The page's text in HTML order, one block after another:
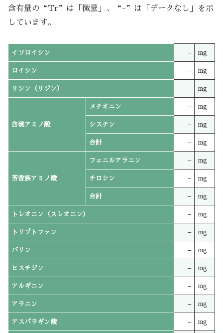
含有量の“Tr”は「微量」、“-”は「データなし」を示
しています。
イソロイシン – mg
ロイシン – mg
リシン（リジン） – mg
含硫アミノ酸
メチオニン – mg
シスチン – mg
合計 – mg
芳香族アミノ酸
フェニルアラニン – mg
チロシン – mg
合計 – mg
トレオニン（スレオニン） – mg
トリプトファン – mg
バリン – mg
ヒスチジン – mg
アルギニン – mg
アラニン – mg
アスパラギン酸 – mg